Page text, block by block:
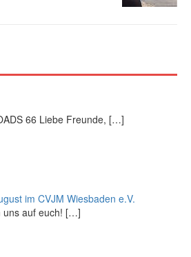
66 Liebe Freunde, […]
im CVJM Wiesbaden e.V.
auf euch! […]